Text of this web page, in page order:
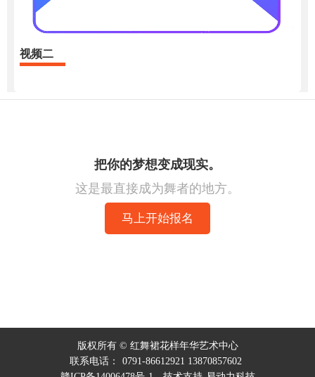
视频二
把你的梦想变成现实。
这是最直接成为舞者的地方。
马上开始报名
我们将会电话联系您。
版权所有 © 红舞裙花样年华艺术中心
联系电话：
0791-86612921 13870857602